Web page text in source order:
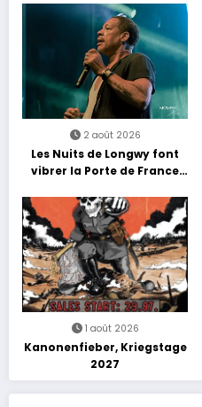
2 août 2026
Les Nuits de Longwy font
vibrer la Porte de France
découvertes et énergie
reggae
1 août 2026
Kanonenfieber, Kriegstage
2027